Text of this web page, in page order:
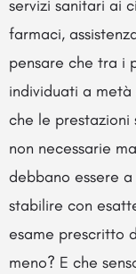
servizi sanitari ai
farmaci,
pensare che tra i
individuati a
che le
non necessarie
debbano essere
stabilire con
esame prescritto
meno? E che